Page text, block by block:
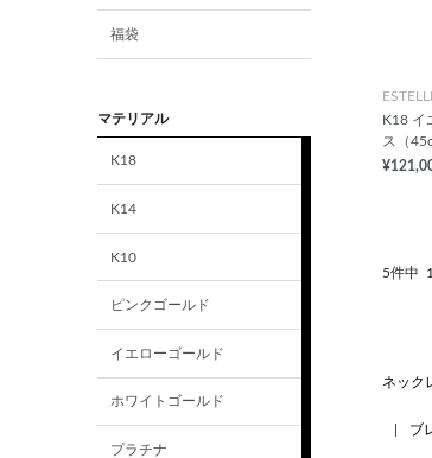
福袋
マテリアル
K18
K14
K10
ピンクゴールド
イエローゴールド
ホワイトゴールド
プラチナ
K18 イ
ス（
5件中
ネック
ブ